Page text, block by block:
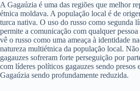
A Gagaúzia é uma das regiões que melhor
étnica moldava. A população local é de
turca nativa. O uso do russo como segunda
permite a comunicação com qualquer
vê o russo como uma ameaça à identidade
natureza multiétnica da população local.
gagauzes sofreram forte perseguição por
com líderes políticos gagauzes sendo presos
Gagaúzia sendo profundamente reduzida.